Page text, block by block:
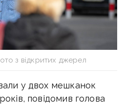
з відкритих джерел
у двох мешканок
повідомив голова